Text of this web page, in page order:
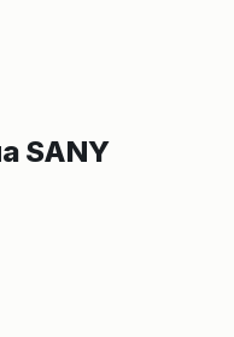
SANY